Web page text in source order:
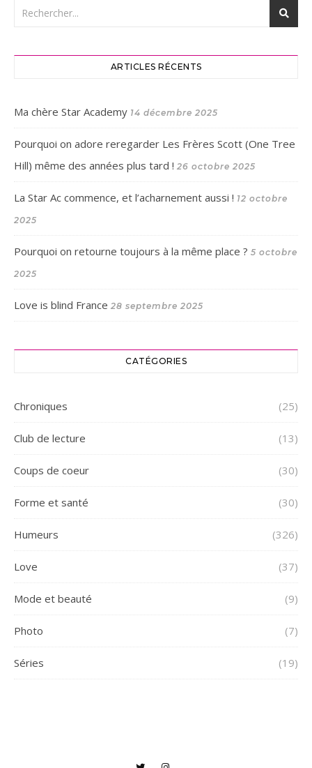
ARTICLES RÉCENTS
Ma chère Star Academy 14 décembre 2025
Pourquoi on adore reregarder Les Frères Scott (One Tree
Hill) même des années plus tard ! 26 octobre 2025
La Star Ac commence, et l’acharnement aussi ! 12 octobre
2025
Pourquoi on retourne toujours à la même place ? 5 octobre
2025
Love is blind France 28 septembre 2025
CATÉGORIES
Chroniques (25)
Club de lecture (13)
Coups de coeur (30)
Forme et santé (30)
Humeurs (326)
Love (37)
Mode et beauté (9)
Photo (7)
Séries (19)